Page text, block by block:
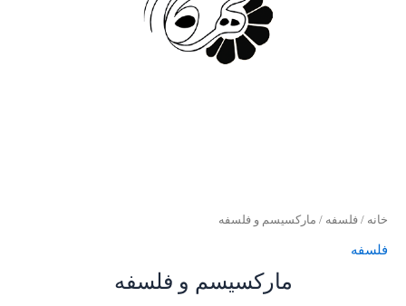
خانه / فلسفه / مارکسیسم و فلسفه
فلسفه
مارکسیسم و فلسفه